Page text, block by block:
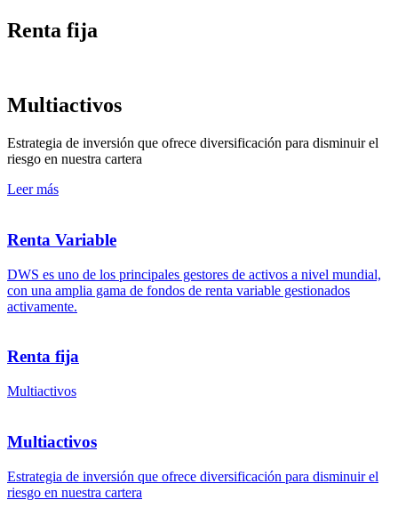
Renta fija
Multiactivos
Estrategia de inversión que ofrece diversificación para disminuir el
riesgo en nuestra cartera
Leer más
Renta Variable
DWS es uno de los principales gestores de activos a nivel mundial,
con una amplia gama de fondos de renta variable gestionados
activamente.
Renta fija
Multiactivos
Multiactivos
Estrategia de inversión que ofrece diversificación para disminuir el
riesgo en nuestra cartera